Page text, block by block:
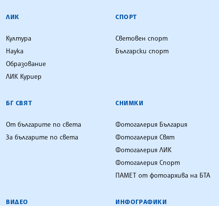
ЛИК
Култура
Наука
Образование
ЛИК Куриер
СПОРТ
Световен спорт
Български спорт
БГ СВЯТ
От българите по света
За българите по света
СНИМКИ
Фотогалерия България
Фотогалерия Свят
Фотогалерия ЛИК
Фотогалерия Спорт
ПАМЕТ от фотоархива на БТА
ВИДЕО ИНФОГРАФИКИ